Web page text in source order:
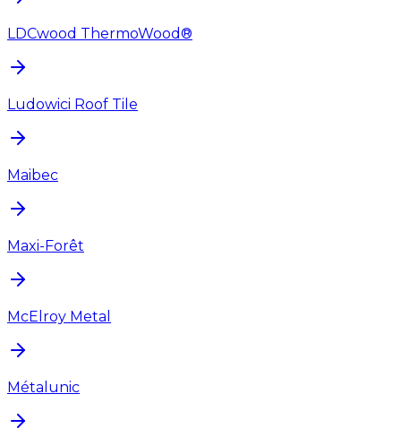
LDCwood ThermoWood®
Ludowici Roof Tile
Maibec
Maxi-Forêt
McElroy Metal
Métalunic